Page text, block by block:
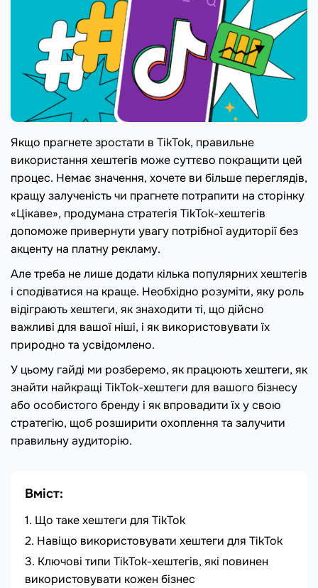
Якщо прагнете зростати в TikTok, правильне
використання хештегів може суттєво покращити цей
процес. Немає значення, хочете ви більше переглядів,
кращу залученість чи прагнете потрапити на сторінку
«Цікаве», продумана стратегія TikTok-хештегів
допоможе привернути увагу потрібної аудиторії без
акценту на платну рекламу.
Але треба не лише додати кілька популярних хештегів
і сподіватися на краще. Необхідно розуміти, яку роль
відіграють хештеги, як знаходити ті, що дійсно
важливі для вашої ніші, і як використовувати їх
природно та усвідомлено.
У цьому гайді ми розберемо, як працюють хештеги, як
знайти найкращі TikTok-хештеги для вашого бізнесу
або особистого бренду і як впровадити їх у свою
стратегію, щоб розширити охоплення та залучити
правильну аудиторію.
Вміст:
Що таке хештеги для TikTok
Навіщо використовувати хештеги для TikTok
Ключові типи TikTok-хештегів, які повинен
використовувати кожен бізнес